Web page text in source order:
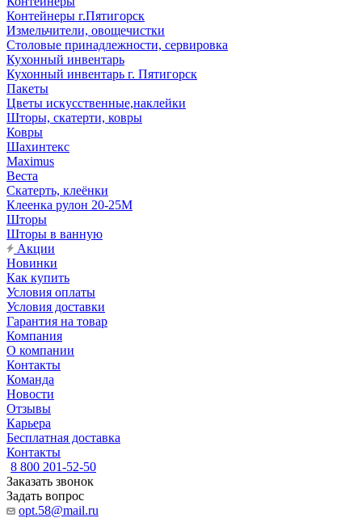
Контейнеры г.Пятигорск
Измельчители, овощечистки
Столовые принадлежности, сервировка
Кухонный инвентарь
Кухонный инвентарь г. Пятигорск
Пакеты
Цветы искусственные,наклейки
Шторы, скатерти, ковры
Ковры
Шахинтекс
Maximus
Веста
Скатерть, клеёнки
Клеенка рулон 20-25М
Шторы
Шторы в ванную
Акции
Новинки
Как купить
Условия оплаты
Условия доставки
Гарантия на товар
Компания
О компании
Контакты
Команда
Новости
Отзывы
Карьера
Бесплатная доставка
Контакты
8 800 201-52-50
Заказать звонок
Задать вопрос
opt.58@mail.ru